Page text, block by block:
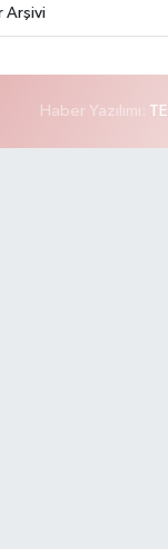
Arşivi
Haber Yazılımı: